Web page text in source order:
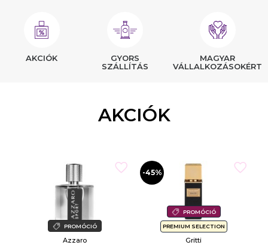
AKCIÓK
GYORS
SZÁLLÍTÁS
MAGYAR
VÁLLALKOZÁSOKÉRT
AKCIÓK
PROMÓCIÓ
Azzaro
PROMÓCIÓ
PREMIUM SELECTION
-45%
Gritti